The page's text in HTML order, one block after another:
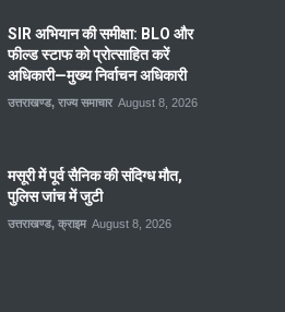
SIR अभियान की समीक्षा: BLO और
फील्ड स्टाफ को प्रोत्साहित करें
अधिकारी—मुख्य निर्वाचन अधिकारी
उत्तराखण्ड, राज्य समाचार August 8, 2026
मसूरी में पूर्व सैनिक की संदिग्ध मौत,
पुलिस जांच में जुटी
उत्तराखण्ड, क्राइम August 8, 2026